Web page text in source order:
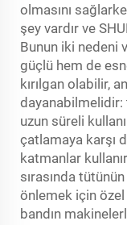
olmasını
şey vardır ve
Bunun iki nedeni
güçlü hem de
kırılgan olabilir,
dayanabilmelidir:
uzun süreli
çatlamaya karşı
katmanlar
sırasında
önlemek için
bandın